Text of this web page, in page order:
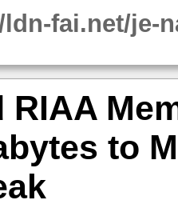
ldn-fai.net/je-
RIAA
to